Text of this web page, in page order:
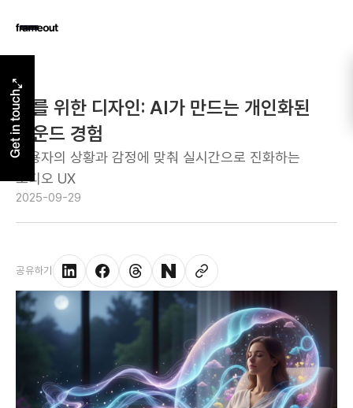
Get in touch귀를 위한 디자인: AI가 만드는 개인화된
사운드 경험
사용자의 상황과 감정에 맞춰 실시간으로 진화하는
오디오 UX
2025-09-29
공유하기